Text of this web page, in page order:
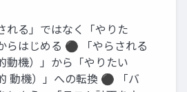
れる」ではなく「やりた
らはじめる ⚫ 「やらされる
動機）」から「やりたい
動機）」への転換 ⚫ 「バ